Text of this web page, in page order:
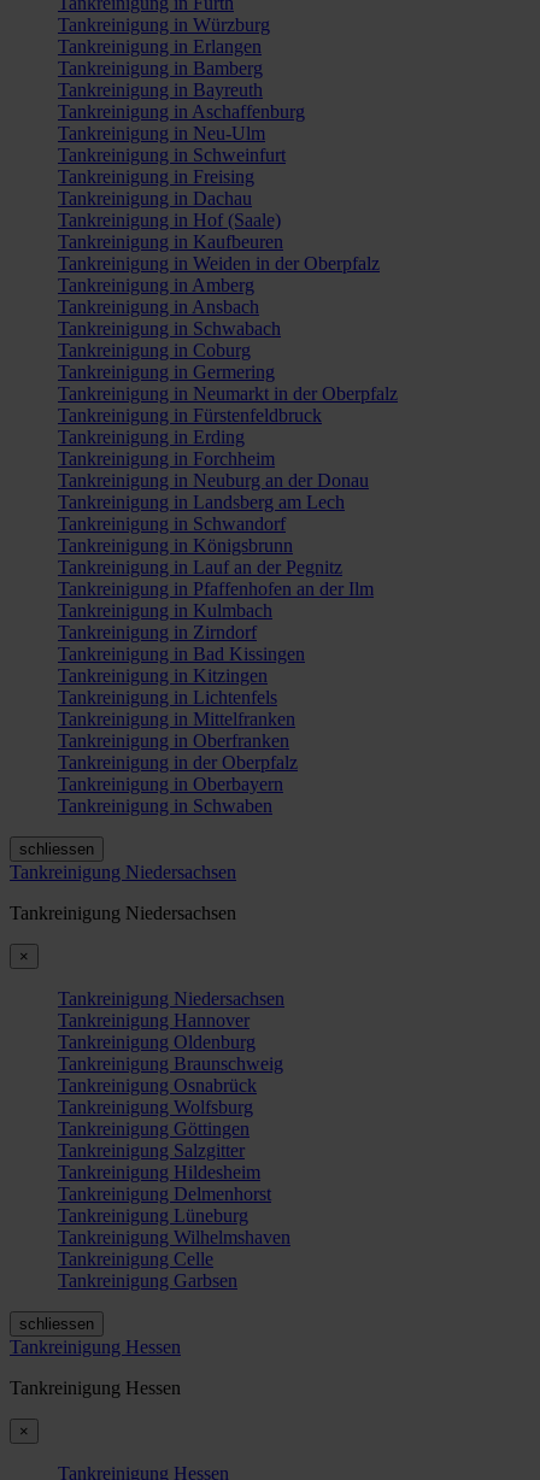
Tankreinigung in Würzburg
Tankreinigung in Erlangen
Tankreinigung in Bamberg
Tankreinigung in Bayreuth
Tankreinigung in Aschaffenburg
Tankreinigung in Neu-Ulm
Tankreinigung in Schweinfurt
Tankreinigung in Freising
Tankreinigung in Dachau
Tankreinigung in Hof (Saale)
Tankreinigung in Kaufbeuren
Tankreinigung in Weiden in der Oberpfalz
Tankreinigung in Amberg
Tankreinigung in Ansbach
Tankreinigung in Schwabach
Tankreinigung in Coburg
Tankreinigung in Germering
Tankreinigung in Neumarkt in der Oberpfalz
Tankreinigung in Fürstenfeldbruck
Tankreinigung in Erding
Tankreinigung in Forchheim
Tankreinigung in Neuburg an der Donau
Tankreinigung in Landsberg am Lech
Tankreinigung in Schwandorf
Tankreinigung in Königsbrunn
Tankreinigung in Lauf an der Pegnitz
Tankreinigung in Pfaffenhofen an der Ilm
Tankreinigung in Kulmbach
Tankreinigung in Zirndorf
Tankreinigung in Bad Kissingen
Tankreinigung in Kitzingen
Tankreinigung in Lichtenfels
Tankreinigung in Mittelfranken
Tankreinigung in Oberfranken
Tankreinigung in der Oberpfalz
Tankreinigung in Oberbayern
Tankreinigung in Schwaben
schliessen
Tankreinigung Niedersachsen
Tankreinigung Niedersachsen
×
Tankreinigung Niedersachsen
Tankreinigung Hannover
Tankreinigung Oldenburg
Tankreinigung Braunschweig
Tankreinigung Osnabrück
Tankreinigung Wolfsburg
Tankreinigung Göttingen
Tankreinigung Salzgitter
Tankreinigung Hildesheim
Tankreinigung Delmenhorst
Tankreinigung Lüneburg
Tankreinigung Wilhelmshaven
Tankreinigung Celle
Tankreinigung Garbsen
schliessen
Tankreinigung Hessen
Tankreinigung Hessen
×
Tankreinigung Hessen